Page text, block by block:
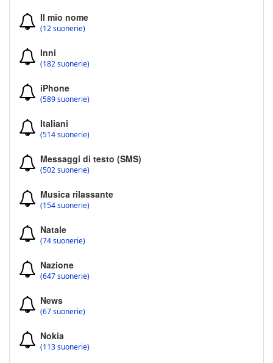
Il mio nome
(12 suonerie)
Inni
(182 suonerie)
iPhone
(589 suonerie)
Italiani
(514 suonerie)
Messaggi di testo (SMS)
(502 suonerie)
Musica rilassante
(154 suonerie)
Natale
(74 suonerie)
Nazione
(647 suonerie)
News
(67 suonerie)
Nokia
(113 suonerie)